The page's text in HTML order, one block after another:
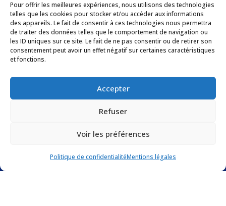
Pour offrir les meilleures expériences, nous utilisons des technologies
telles que les cookies pour stocker et/ou accéder aux informations
des appareils. Le fait de consentir à ces technologies nous permettra
de traiter des données telles que le comportement de navigation ou
les ID uniques sur ce site. Le fait de ne pas consentir ou de retirer son
consentement peut avoir un effet négatif sur certaines caractéristiques
et fonctions.
Accepter
Refuser
Voir les préférences
Politique de confidentialitéMentions légales
Adresse
11 Boulevard de la Grande Thumine – Parc d’Ariane,
Batiment E
13090 Aix-en-Provence – France
Mentions légales–Politique de confidentialité